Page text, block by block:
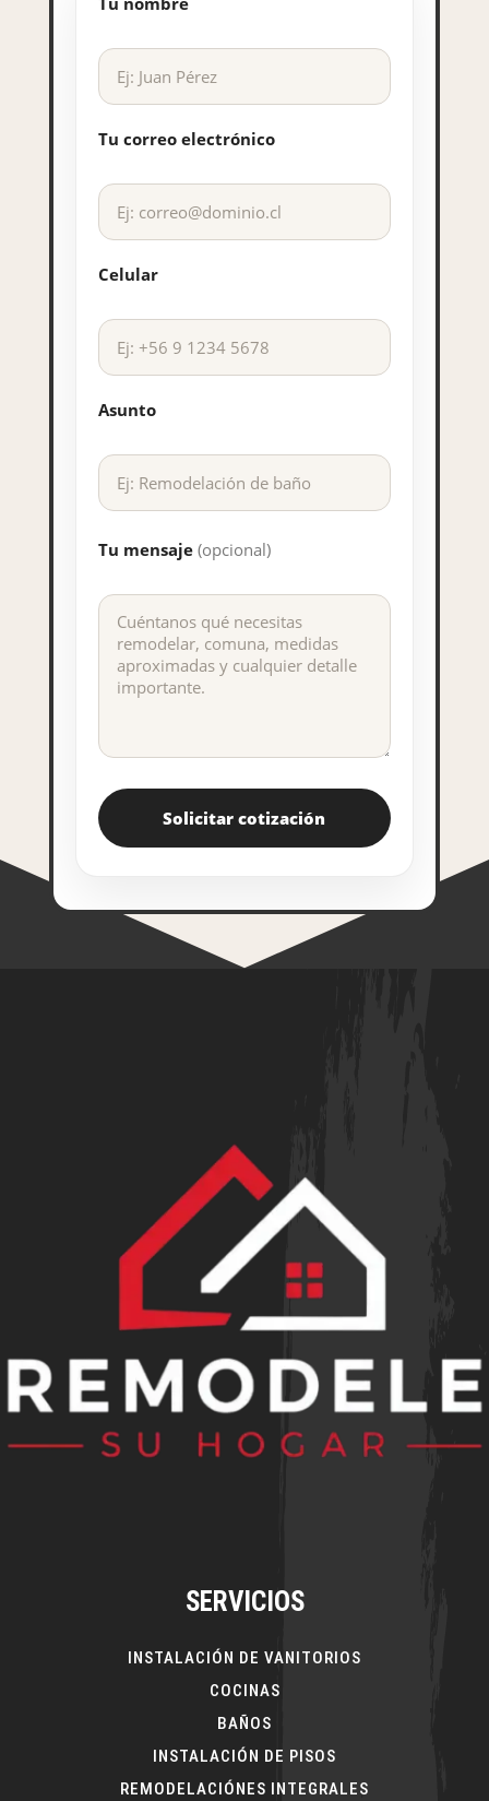
Tu correo electrónico
Celular
Asunto
Tu mensaje (opcional)
SERVICIOS
INSTALACIÓN DE VANITORIOS
COCINAS
BAÑOS
INSTALACIÓN DE PISOS
REMODELACIÓNES INTEGRALES